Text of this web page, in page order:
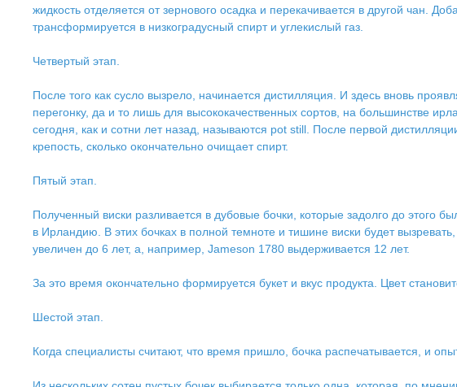
жидкость отделяется от зернового осадка и перекачивается в другой чан.
трансформируется в низкоградусный спирт и углекислый газ.
Четвертый этап.
После того как сусло вызрело, начинается дистилляция. И здесь вновь
перегонку, да и то лишь для высококачественных сортов, на большинстве
сегодня, как и сотни лет назад, называются pot still. После первой
крепость, сколько окончательно очищает спирт.
Пятый этап.
Полученный виски разливается в дубовые бочки, которые задолго до этого
в Ирландию. В этих бочках в полной темноте и тишине виски будет
увеличен до 6 лет, а, например, Jameson 1780 выдерживается 12 лет.
За это время окончательно формируется букет и вкус продукта. Цвет
Шестой этап.
Когда специалисты считают, что время пришло, бочка распечатывается, и